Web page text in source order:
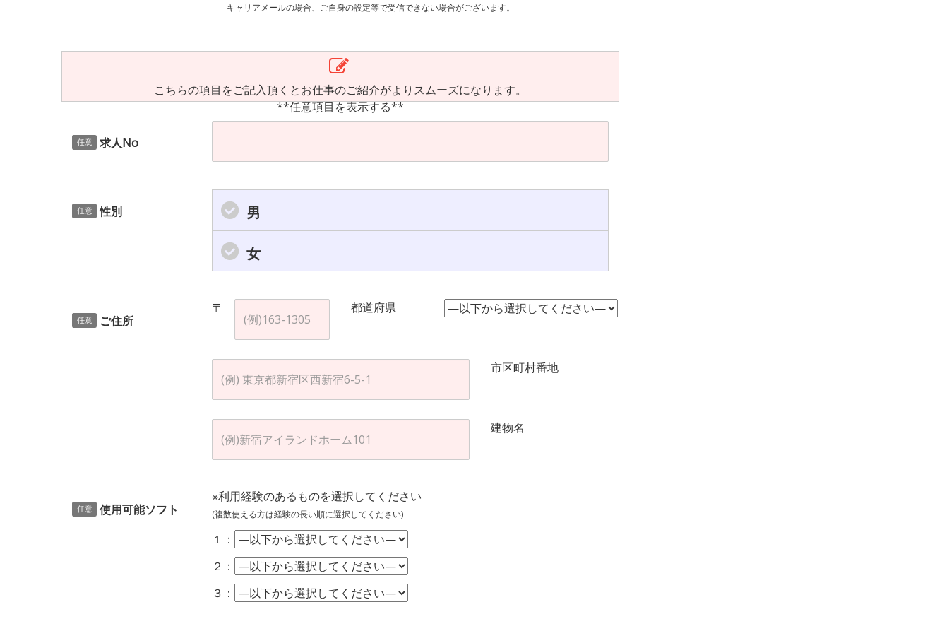
キャリアメールの場合、ご自身の設定等で受信できない場合がございます。
こちらの項目をご記入頂くとお仕事のご紹介がよりスムーズになります。
**任意項目を表示する**
任意 求人No
任意 性別 男
女
任意 ご住所
〒 都道府県
市区町村番地
建物名
任意 使用可能ソフト
※利用経験のあるものを選択してください
(複数使える方は経験の長い順に選択してください)
１：
２：
３：